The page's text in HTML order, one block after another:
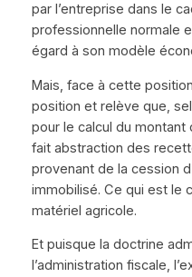
par l’entreprise dans le
professionnelle normale
égard à son modèle
Mais, face à cette
position et relève que,
pour le calcul du
fait abstraction des
provenant de la cession
immobilisé. Ce qui est le
matériel agricole.
Et puisque la doctrine
l’administration fiscale,